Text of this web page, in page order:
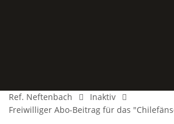
Ref. Neftenbach
Inaktiv
Freiwilliger Abo-Beitrag für das